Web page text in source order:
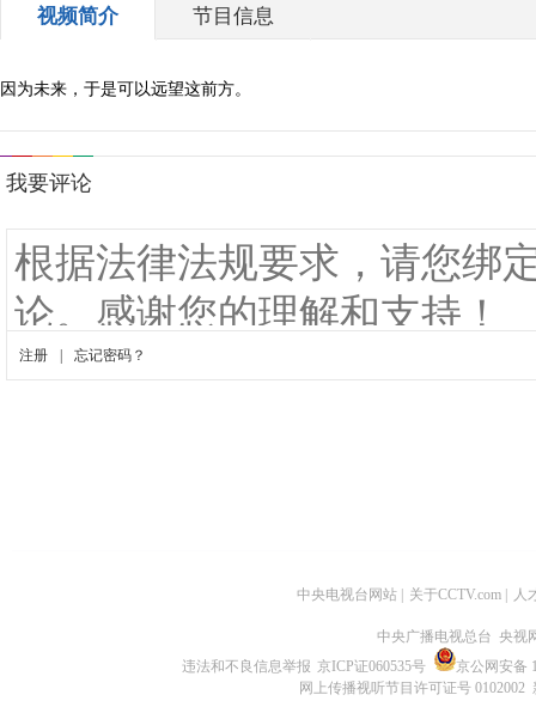
视频简介 节目信息
因为未来，于是可以远望这前方。
中央电视台网站 关于CCTV.com 人
中央广播电视总台 央视
违法和不良信息举报 京ICP证060535号
京公网安备
网上传播视听节目许可证号 0102002